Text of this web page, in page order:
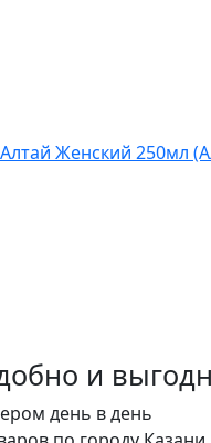
Женский 250мл
и
день в день